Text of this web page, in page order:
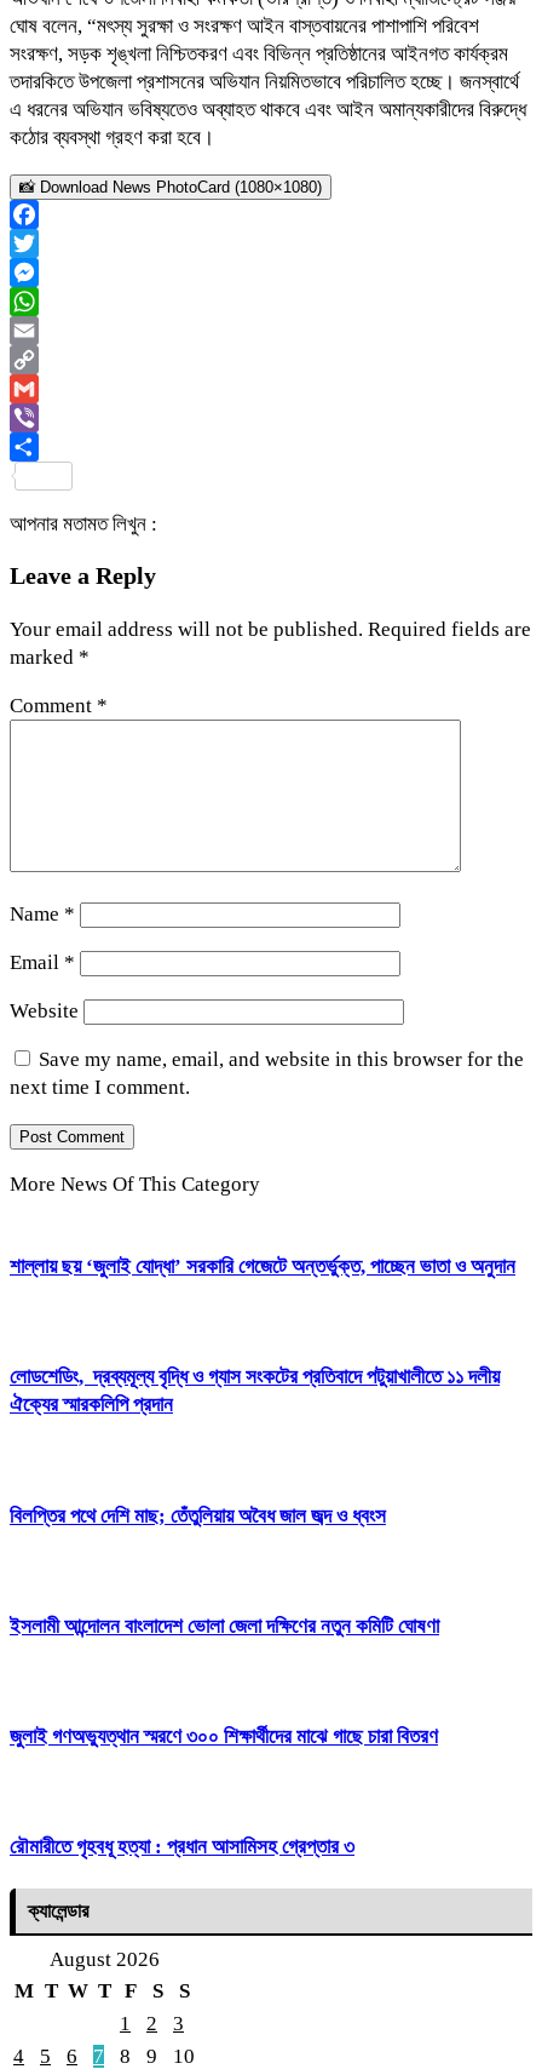
ঘোষ বলেন, “মৎস্য সুরক্ষা ও সংরক্ষণ আইন বাস্তবায়নের পাশাপাশি পরিবেশ
সংরক্ষণ, সড়ক শৃঙ্খলা নিশ্চিতকরণ এবং বিভিন্ন প্রতিষ্ঠানের আইনগত কার্যক্রম
তদারকিতে উপজেলা প্রশাসনের অভিযান নিয়মিতভাবে পরিচালিত হচ্ছে। জনস্বার্থে
এ ধরনের অভিযান ভবিষ্যতেও অব্যাহত থাকবে এবং আইন অমান্যকারীদের বিরুদ্ধে
কঠোর ব্যবস্থা গ্রহণ করা হবে।
📸 Download News PhotoCard (1080×1080)
Facebook
Twitter
Messenger
WhatsApp
Email
Copy
Link
Gmail
Viber
আপনার মতামত লিখুন :
Leave a Reply
Your email address will not be published. Required fields are
marked *
Comment *
Name *
Email *
Website
Save my name, email, and website in this browser for the
next time I comment.
More News Of This Category
শাল্লায় ছয় ‘জুলাই যোদ্ধা’ সরকারি গেজেটে অন্তর্ভুক্ত, পাচ্ছেন ভাতা ও অনুদান
লোডশেডিং, দ্রব্যমূল্য বৃদ্ধি ও গ্যাস সংকটের প্রতিবাদে পটুয়াখালীতে ১১ দলীয়
ঐক্যের স্মারকলিপি প্রদান
বিলপ্তির পথে দেশি মাছ; তেঁতুলিয়ায় অবৈধ জাল জব্দ ও ধ্বংস
ইসলামী আন্দোলন বাংলাদেশ ভোলা জেলা দক্ষিণের নতুন কমিটি ঘোষণা
জুলাই গণঅভ্যুত্থান স্মরণে ৩০০ শিক্ষার্থীদের মাঝে গাছে চারা বিতরণ
রৌমারীতে গৃহবধূ হত্যা : প্রধান আসামিসহ গ্রেপ্তার ৩
ক্যালেন্ডার
August 2026
M T W T F S
S
1
2
3
4
5 6 7 8 9
10